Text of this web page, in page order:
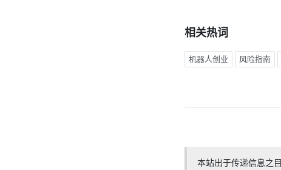
相关热词
机器人创业 风险指南
本站出于传递信息之